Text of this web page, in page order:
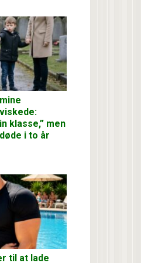
klasse,” men
i to år
til at lade